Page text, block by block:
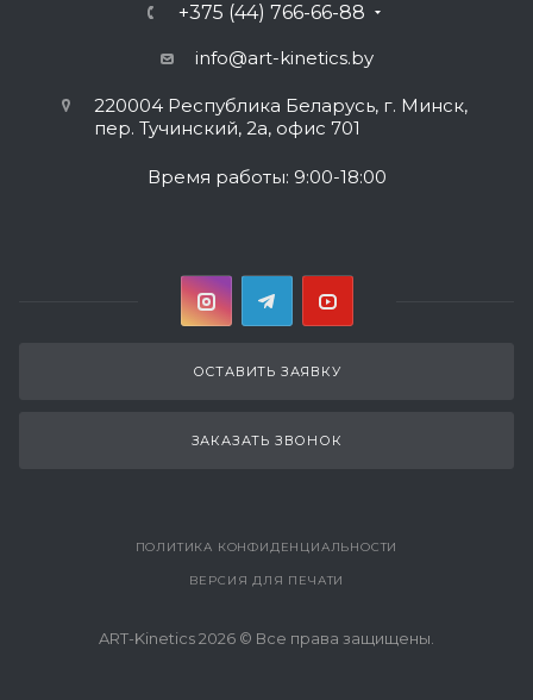
+375 (44) 766-66-88
info@art-kinetics.by
220004 Республика Беларусь, г. Минск,
пер. Тучинский, 2а, офис 701
Время работы: 9:00-18:00
ОСТАВИТЬ ЗАЯВКУ
ЗАКАЗАТЬ ЗВОНОК
ПОЛИТИКА КОНФИДЕНЦИАЛЬНОСТИ
ВЕРСИЯ ДЛЯ ПЕЧАТИ
ART-Kinetics 2026 © Все права защищены.